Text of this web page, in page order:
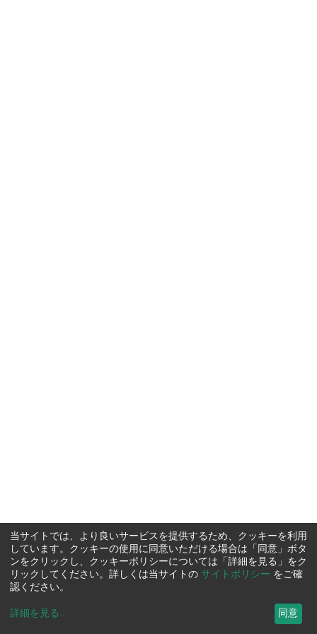
当サイトでは、より良いサービスを提供するため、クッキーを利用
しています。クッキーの使用に同意いただける場合は「同意」ボタ
ンをクリックし、クッキーポリシーについては「詳細を見る」をク
リックしてください。詳しくは当サイトの サイトポリシー をご確
認ください。
詳細を見る ... 同意